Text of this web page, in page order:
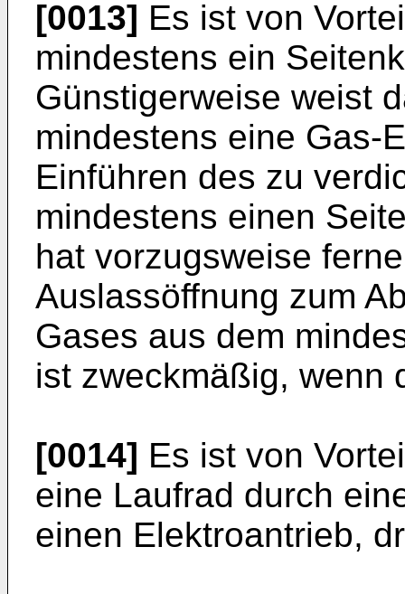
[0013] Es ist von
mindestens ein
Günstigerweise weist
mindestens eine Gas-
Einführen des zu
mindestens einen
hat vorzugsweise
Auslassöffnung zum
Gases aus dem
ist zweckmäßig, wenn
[0014] Es ist von
eine Laufrad durch
einen Elektroantrieb,